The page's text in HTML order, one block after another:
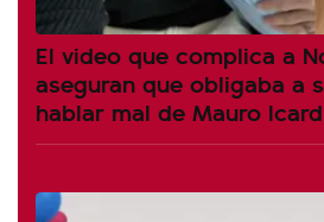
El video que complica a
aseguran que obligaba a
hablar mal de Mauro